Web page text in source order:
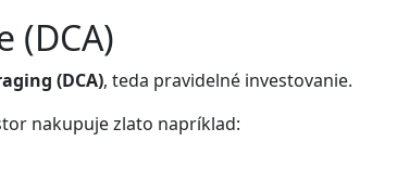
(DCA)
(DCA), teda pravidelné investovanie.
nakupuje zlato napríklad: